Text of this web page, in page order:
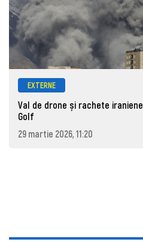
EXTERNE
Val de drone și rachete
Golf
29 martie 2026, 11:20